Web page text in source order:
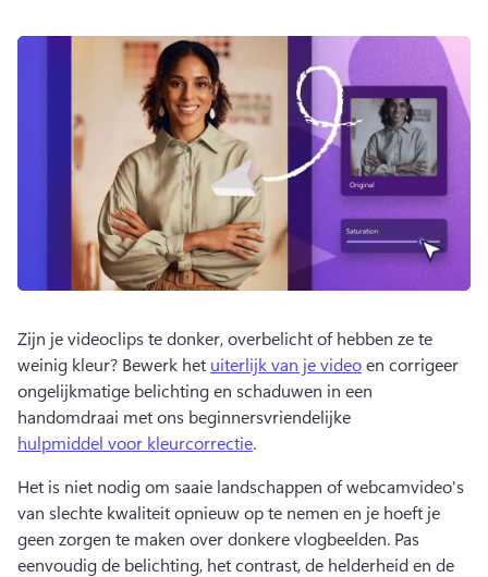
Zijn je videoclips te donker, overbelicht of hebben ze te
weinig kleur? Bewerk het uiterlijk van je video en corrigeer
ongelijkmatige belichting en schaduwen in een
handomdraai met ons beginnersvriendelijke
hulpmiddel voor kleurcorrectie.
Het is niet nodig om saaie landschappen of webcamvideo's
van slechte kwaliteit opnieuw op te nemen en je hoeft je
geen zorgen te maken over donkere vlogbeelden. Pas
eenvoudig de belichting, het contrast, de helderheid en de